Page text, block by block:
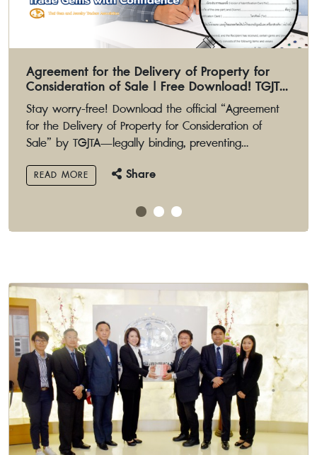
Agreement for the Delivery of Property for
Consideration of Sale | Free Download! TGJTA
Standard Form for Safe Gem Trading
Stay worry-free! Download the official “Agreement
for the Delivery of Property for Consideration of
Sale” by TGJTA—legally binding, preventing
transaction.
READ MORE Share